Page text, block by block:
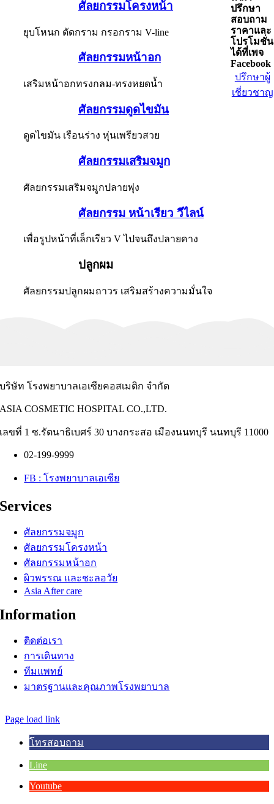
ศัลยกรรมโครงหน้า
ยุบโหนก ตัดกราม กรอกราม V-line
ศัลยกรรมหน้าอก
เสริมหน้าอกทรงกลม-ทรงหยดน้ำ
ศัลยกรรมดูดไขมัน
ดูดไขมัน เรือนร่าง หุ่นเพรียวสวย
ศัลยกรรมเสริมจมูก
ศัลยกรรมเสริมจมูกปลายพุ่ง
ศัลยกรรม หน้าเรียว วีไลน์
เพื่อรูปหน้าที่เล็กเรียว V ไปจนถึงปลายคาง
ปลูกผม
ศัลยกรรมปลูกผมถาวร เสริมสร้างความมั่นใจ
ปรึกษา
สอบถาม
ราคาและ
โปรโมชั่น
ได้ที่เพจ
Facebook
ปรึกษาผู้
เชี่ยวชาญ
บริษัท โรงพยาบาลเอเซียคอสเมติก จำกัด
ASIA COSMETIC HOSPITAL CO.,LTD.
เลขที่ 1 ซ.รัตนาธิเบศร์ 30 บางกระสอ เมืองนนทบุรี นนทบุรี 11000
02-199-9999
FB : โรงพยาบาลเอเซีย
Services
ศัลยกรรมจมูก
ศัลยกรรมโครงหน้า
ศัลยกรรมหน้าอก
ผิวพรรณ และชะลอวัย
Asia After care
Information
ติดต่อเรา
การเดินทาง
ทีมแพทย์
มาตรฐานและคุณภาพโรงพยาบาล
Page load link
โทรสอบถาม
Line
Youtube